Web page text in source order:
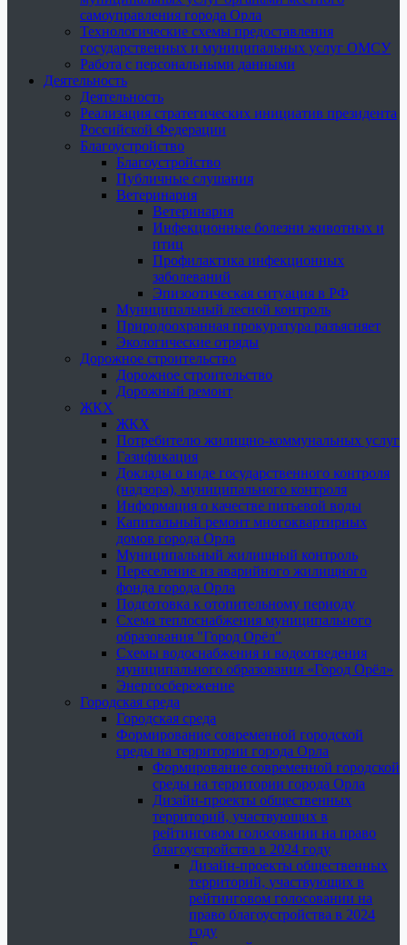
самоуправления города Орла
Технологические схемы предоставления
государственных и муниципальных услуг ОМСУ
Работа с персональными данными
Деятельность
Деятельность
Реализация стратегических инициатив президента
Российской Федерации
Благоустройство
Благоустройство
Публичные слушания
Ветеринария
Ветеринария
Инфекционные болезни животных и
птиц
Профилактика инфекционных
заболеваний
Эпизоотическая ситуация в РФ
Муниципальный лесной контроль
Природоохранная прокуратура разъясняет
Экологические отряды
Дорожное строительство
Дорожное строительство
Дорожный ремонт
ЖКХ
ЖКХ
Потребителю жилищно-коммунальных услуг
Газификация
Доклады о виде государственного контроля
(надзора), муниципального контроля
Информация о качестве питьевой воды
Капитальный ремонт многоквартирных
домов города Орла
Муниципальный жилищный контроль
Переселение из аварийного жилищного
фонда города Орла
Подготовка к отопительному периоду
Схема теплоснабжения муниципального
образования "Город Орёл"
Схемы водоснабжения и водоотведения
муниципального образования «Город Орёл»
Энергосбережение
Городская среда
Городская среда
Формирование современной городской
среды на территории города Орла
Формирование современной городской
среды на территории города Орла
Дизайн-проекты общественных
территорий, участвующих в
рейтинговом голосовании на право
благоустройства в 2024 году
Дизайн-проекты общественных
территорий, участвующих в
рейтинговом голосовании на
право благоустройства в 2024
году